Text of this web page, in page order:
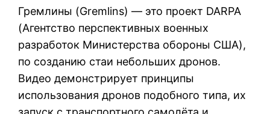
Гремлины (Gremlins) — это проект DARPA
(Агентство перспективных военных
разработок Министерства обороны США),
по созданию стаи небольших дронов.
Видео демонстрирует принципы
использования дронов подобного типа, их